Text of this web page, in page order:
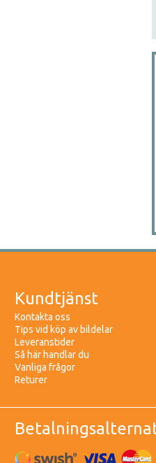
Kundtjänst
Kontakta oss
Tips vid köp av bildelar
Leveranstider
Så här handlar du
Vanliga frågor
Returer